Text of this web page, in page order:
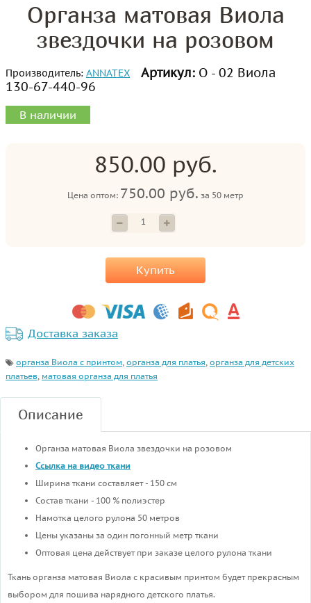
Органза матовая Виола
звездочки на розовом
Производитель: ANNATEX Артикул: О - 02 Виола
130-67-440-96
В наличии
850.00 руб.
Цена оптом: 750.00 руб. за 50 метр
Купить
Доставка заказа
органза Виола с принтом, органза для платья, органза для детских
платьев, матовая органза для платья
Описание
Органза матовая Виола звездочки на розовом
Ссылка на видео ткани
Ширина ткани составляет - 150 см
Состав ткани - 100 % полиэстер
Намотка целого рулона 50 метров
Цены указаны за один погонный метр ткани
Оптовая цена действует при заказе целого рулона ткани
Ткань органза матовая Виола с красивым принтом будет прекрасным
выбором для пошива нарядного детского платья.